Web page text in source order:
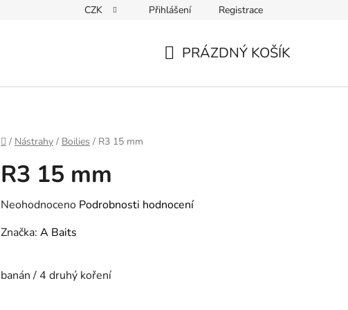
CZK Přihlášení Registrace
PRÁZDNÝ KOŠÍK
Domů
/ Nástrahy / Boilies / R3 15 mm
R3 15 mm
Průměrné
hodnocení
Neohodnoceno Podrobnosti hodnocení
Značka: A Baits
banán / 4 druhý koření